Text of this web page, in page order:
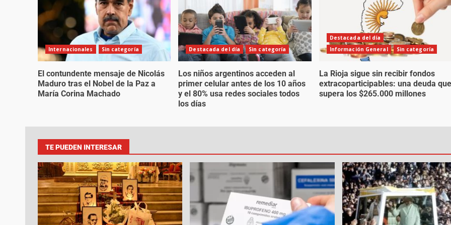
Internacionales Sin categoría
El contundente mensaje de Nicolás
Maduro tras el Nobel de la Paz a
María Corina Machado
Destacada del día Sin categoría
Los niños argentinos acceden al
primer celular antes de los 10 años
y el 80% usa redes sociales todos
los días
Destacada del día
Información General
Sin categoría
La Rioja sigue sin recibir fondos
extracoparticipables: una deuda que
supera los $265.000 millones
TE PUEDEN INTERESAR